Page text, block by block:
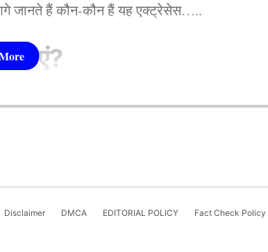
जानते हैं कौन-कौन हैं यह एक्ट्रेसेस…..
Padukone)
2898 AD’ भी शामिल है.
Disclaimer DMCA EDITORIAL POLICY Fact Check Policy